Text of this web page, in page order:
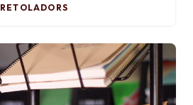
RETOLADORS